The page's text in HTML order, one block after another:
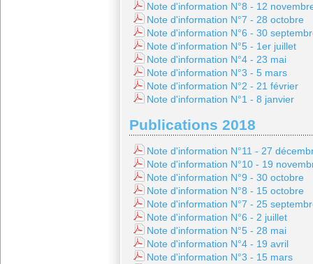
Note d'information N°8 - 12
Note d'information N°7 - 28 octobre
Note d'information N°6 - 30
Note d'information N°5 - 1er juillet
Note d'information N°4 - 23 mai
Note d'information N°3 - 5 mars
Note d'information N°2 - 21 février
Note d'information N°1 - 8 janvier
Publications 2018
Note d'information N°11 - 27
Note d'information N°10 - 19
Note d'information N°9 - 30 octobre
Note d'information N°8 - 15 octobre
Note d'information N°7 - 25
Note d'information N°6 - 2 juillet
Note d'information N°5 - 28 mai
Note d'information N°4 - 19 avril
Note d'information N°3 - 15 mars